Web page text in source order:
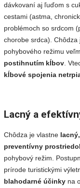
dávkovaní aj ľuďom s
cestami (astma,
problémoch so srdcom
chorobe srdca).
pohybového režimu
postihnutím kĺbov .
kĺbové spojenia
Lacný a
Chôdza je vlastne
preventívny
pohybový režim.
prírode turistickými
blahodarné účinky na